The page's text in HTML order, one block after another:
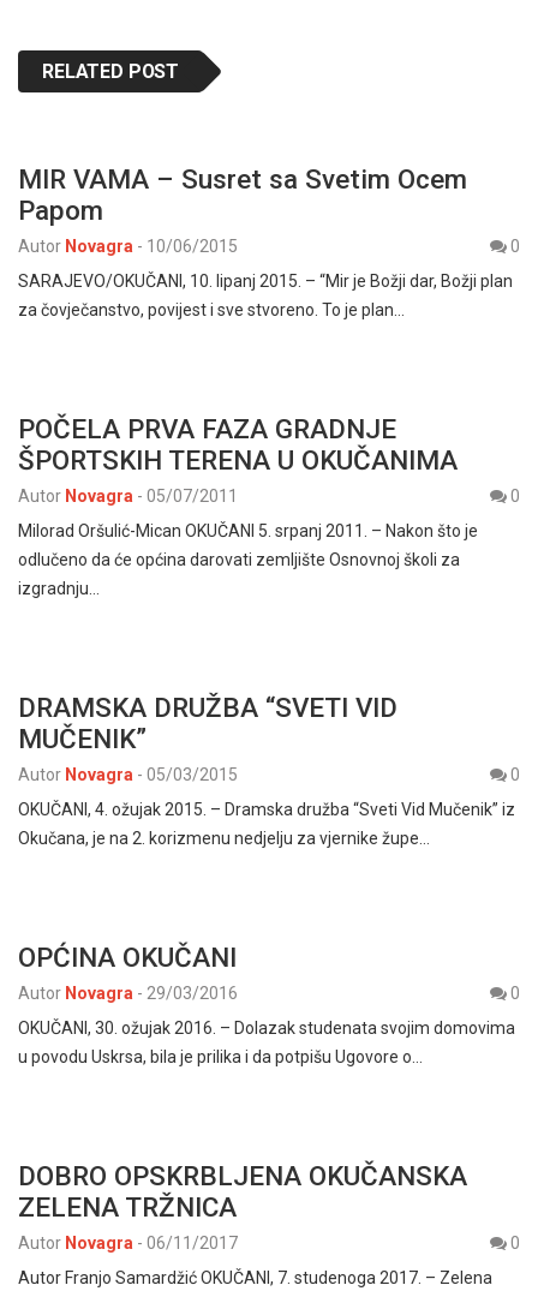
RELATED POST
MIR VAMA – Susret sa Svetim Ocem
Papom
Autor Novagra - 10/06/2015
0
SARAJEVO/OKUČANI, 10. lipanj 2015. – “Mir je Božji dar, Božji plan
za čovječanstvo, povijest i sve stvoreno. To je plan…
POČELA PRVA FAZA GRADNJE
ŠPORTSKIH TERENA U OKUČANIMA
Autor Novagra - 05/07/2011
0
Milorad Oršulić-Mican OKUČANI 5. srpanj 2011. – Nakon što je
odlučeno da će općina darovati zemljište Osnovnoj školi za
izgradnju…
DRAMSKA DRUŽBA “SVETI VID
MUČENIK”
Autor Novagra - 05/03/2015
0
OKUČANI, 4. ožujak 2015. – Dramska družba “Sveti Vid Mučenik” iz
Okučana, je na 2. korizmenu nedjelju za vjernike župe…
OPĆINA OKUČANI
Autor Novagra - 29/03/2016
0
OKUČANI, 30. ožujak 2016. – Dolazak studenata svojim domovima
u povodu Uskrsa, bila je prilika i da potpišu Ugovore o…
DOBRO OPSKRBLJENA OKUČANSKA
ZELENA TRŽNICA
Autor Novagra - 06/11/2017
0
Autor Franjo Samardžić OKUČANI, 7. studenoga 2017. – Zelena